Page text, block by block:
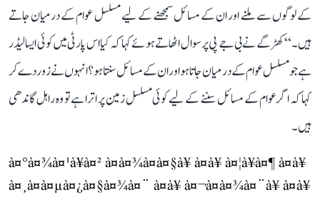
کے لوگوں سے ملنے اور ان کے مسائل سمجھنے کے لیے مسلسل عوام کے درمیان جاتے
ہیں۔‘‘ کھڑگے نے بی جے پی پر سوال اٹھاتے ہوئے کہا کہ کیا اس پارٹی میں کوئی ایسا لیڈر
ہے جو مسلسل عوام کے درمیان جاتا ہو اور ان کے مسائل سنتا ہو؟ انہوں نے زور دے کر
کہا کہ اگر عوام کے مسائل سننے کے لیے کوئی مسلسل زمین پر اترا ہے تو وہ راہل گاندھی
ہیں۔
à¤°à¤¾à¤¹à¥à¤² à¤à¤¾à¤à¤§à¥ à¤à¥ à¤¦à¥à¤¶ à¤à¥
à¤¸à¤à¤µà¤¿à¤§à¤¾à¤¨ à¤à¥ à¤¬à¤à¤¾à¤¨à¥ à¤à¥